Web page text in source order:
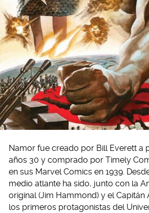
Namor fue creado por Bill Everett a
años 30 y comprado por Timely
en sus Marvel Comics en 1939.
medio atlante ha sido, junto con la
original (Jim Hammond) y el Capitán
los primeros protagonistas del